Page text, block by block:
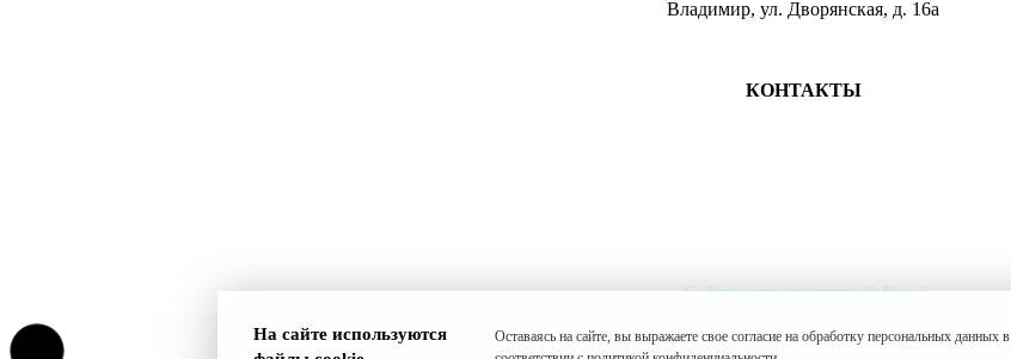
Владимир, ул. Дворянская, д. 16а
КОНТАКТЫ
Сайт создан компанией Reset
На сайте используются
Оставаясь на сайте, вы выражаете свое согласие на обработку персональных данных в